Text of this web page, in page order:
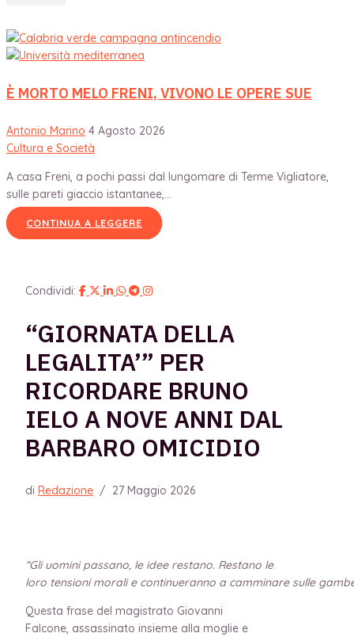
È MORTO MELO FRENI, VIVONO LE OPERE SUE
Antonio Marino 4 Agosto 2026
Cultura e Società
A casa Freni, a pochi passi dal lungomare di Terme Vigliatore,
sulle pareti giaccio istantanee,...
CONTINUA A LEGGERE
Condividi:
“GIORNATA DELLA
LEGALITA’” PER
RICORDARE BRUNO
IELO A NOVE ANNI DAL
BARBARO OMICIDIO
di Redazione / 27 Maggio 2026
“Gli uomini passano, le idee restano. Restano le
loro tensioni morali e continueranno a camminare sulle
Questa frase del magistrato Giovanni
Falcone, assassinato insieme alla moglie e